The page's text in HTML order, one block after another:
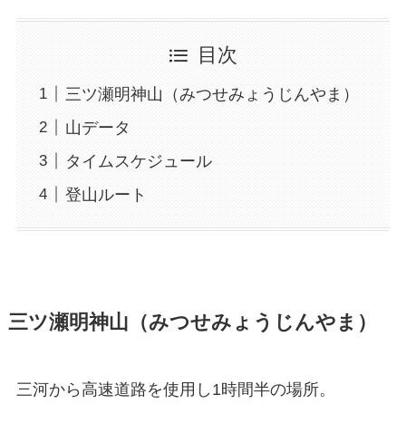
目次
三ツ瀬明神山（みつせみょうじんやま）
山データ
タイムスケジュール
登山ルート
三ツ瀬明神山（みつせみょうじんやま）
三河から高速道路を使用し1時間半の場所。